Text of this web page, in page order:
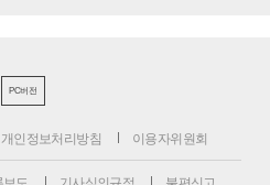
PC버전
개인정보처리방침 이용자위원회